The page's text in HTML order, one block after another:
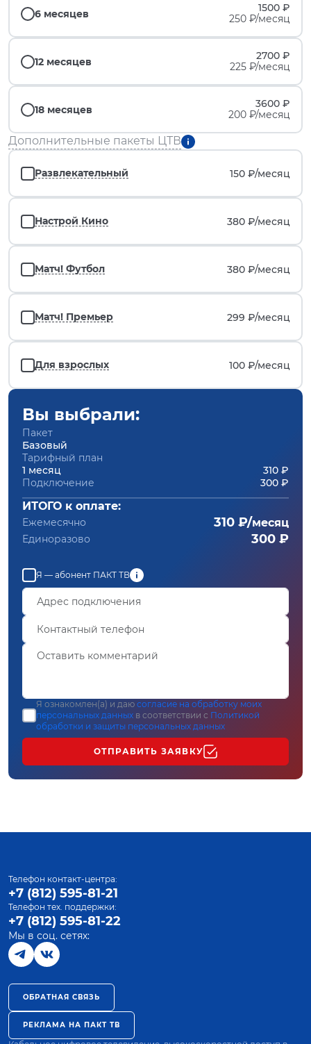
6 месяцев
1500 ₽
250 ₽/месяц
12 месяцев
2700 ₽
225 ₽/месяц
18 месяцев
3600 ₽
200 ₽/месяц
Дополнительные пакеты ЦТВ
Развлекательный 150 ₽/месяц
Настрой Кино 380 ₽/месяц
Матч! Футбол 380 ₽/месяц
Матч! Премьер 299 ₽/месяц
Для взрослых 100 ₽/месяц
Вы выбрали:
Пакет
Базовый
Тарифный план
1 месяц
310 ₽
Подключение
300 ₽
ИТОГО к оплате:
Ежемесячно 310 ₽/месяц
Единоразово 300 ₽
Я — абонент ПАКТ ТВ
Я ознакомлен(а) и даю согласие на обработку моих
персональных данных в соответствии с Политикой
обработки и защиты персональных данных
ОТПРАВИТЬ ЗАЯВКУ
Телефон контакт-центра:
+7 (812) 595-81-21
Телефон тех. поддержки:
+7 (812) 595-81-22
Мы в соц. сетях:
ОБРАТНАЯ СВЯЗЬ
РЕКЛАМА НА ПАКТ ТВ